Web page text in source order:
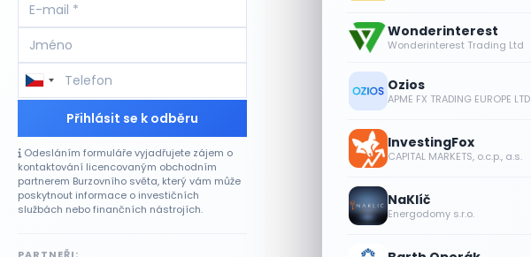
Wonderinterest
Wonderinterest Trading Ltd
Ozios
APME FX TRADING EUROPE LTD
InvestingFox
CAPITAL MARKETS, o.c.p., a.s.
NaKlíč
Energodomy s.r.o.
Přihlásit se k odběru
Odesláním formuláře vyjadřujete zájem o
kontaktování licencovaným obchodním
partnerem Burzovního světa, který vám může
poskytnout informace o investičních
službách nebo finančních nástrojích.